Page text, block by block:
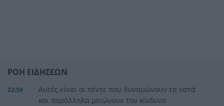
ΡΟΗ ΕΙΔΗΣΕΩΝ
22:59
Αυτές είναι οι πέντε που δυναμώνουν τα οστά
και παράλληλα μειώνουν τον κίνδυνο